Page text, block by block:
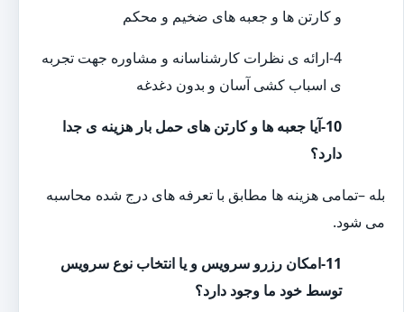
و کارتن ها و جعبه های ضخیم و محکم
4-ارائه ی نظرات کارشناسانه و مشاوره جهت تجربه
ی اسباب کشی آسان و بدون دغدغه
10-آیا جعبه ها و کارتن های حمل بار هزینه ی جدا
دارد؟
بله –تمامی هزینه ها مطابق با تعرفه های درج شده محاسبه
می شود.
11-امکان رزرو سرویس و یا انتخاب نوع سرویس
توسط خود ما وجود دارد؟